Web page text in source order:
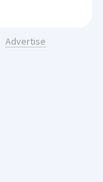
Advertise